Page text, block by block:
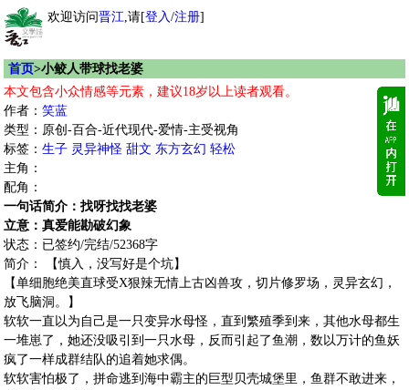
欢迎访问晋江,请[登入/注册]
首页>小鲛人带球找老婆
本文包含小众情感等元素，建议18岁以上读者观看。
作者： 笑蓝
类型：原创-百合-近代现代-爱情-主受视角
标签： 生子 灵异神怪 甜文 东方玄幻 轻松
主角：
配角：
一句话简介：找呀找找老婆
立意：真爱能勘破幻象
状态：已签约/完结/52368字
简介： 【慎入，没写好是个坑】
【单细胞绝美直球受X狠辣无情上古凶兽攻，切片修罗场，灵异玄幻，
放飞脑洞。】
软软一直以为自己是一只变异水母怪，直到繁殖季到来，其他水母都生
一堆崽了，她还没吸引到一只水母，反而引起了鱼潮，数以万计的鱼妖
疯了一样成群结队的追着她求偶。
软软害怕极了，拼命逃到海中霸主的巨型贝壳城堡里，鱼群不敢进来，